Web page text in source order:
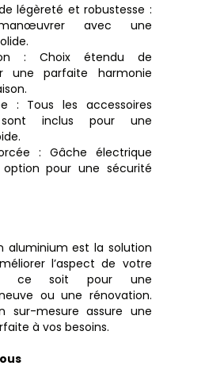
légèreté et robustesse :
avec une
: Choix étendu de
une parfaite harmonie
: Tous les accessoires
sont inclus pour une
: Gâche électrique
option pour une sécurité
aluminium est la solution
l’aspect de votre
ce soit pour une
ou une rénovation.
sur-mesure assure une
à vos besoins.